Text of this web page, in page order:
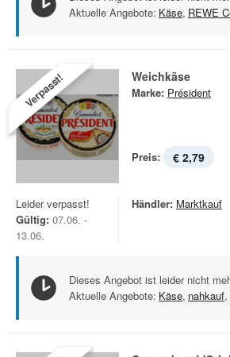
Aktuelle Angebote: Käse, REWE
Verpasst! Weichkäse
Marke: Président
Preis: € 2,79
Leider verpasst!
Gültig: 07.06. -
13.06.
Händler: Marktkauf
Dieses Angebot ist leider nicht
Aktuelle Angebote: Käse, nahkauf,